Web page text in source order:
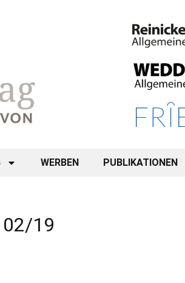
WERBEN PUBLIKATIONEN
02/19